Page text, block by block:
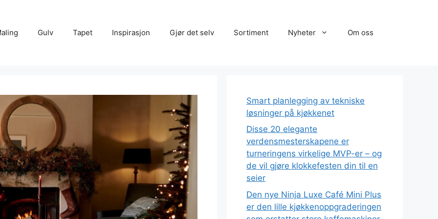
Gulv Tapet Inspirasjon Gjør det selv Sortiment Nyheter Om oss
Smart planlegging av tekniske
løsninger på kjøkkenet
Disse 20 elegante
verdensmesterskapene er
turneringens virkelige MVP-er – og
de vil gjøre klokkefesten din til en
seier
Den nye Ninja Luxe Café Mini Plus
er den lille kjøkkenoppgraderingen